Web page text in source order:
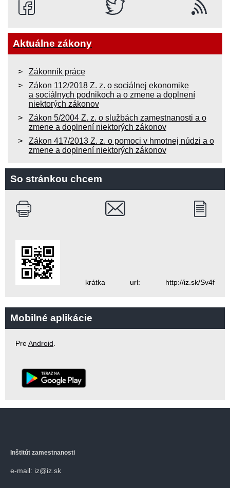
Aktuálne zákony
Zákonník práce
Zákon 112/2018 Z. z. o sociálnej ekonomike
a sociálnych podnikoch a o zmene a doplnení
niektorých zákonov
Zákon 5/2004 Z. z. o službách zamestnanosti a o
zmene a doplnení niektorých zákonov
Zákon 417/2013 Z. z. o pomoci v hmotnej núdzi a o
zmene a doplnení niektorých zákonov
So stránkou chcem
krátka url: http://iz.sk/Sv4f
Mobilné aplikácie
PreAndroid
Inštitút zamestnanosti
e-mail: iz@iz.sk